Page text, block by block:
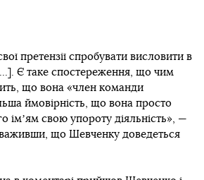
претензії спробувати висловити в
Є таке спостереження, що чим
що вона «член команди
ймовірність, що вона просто
імʼям свою упороту діяльність», —
що Шевченку доведеться